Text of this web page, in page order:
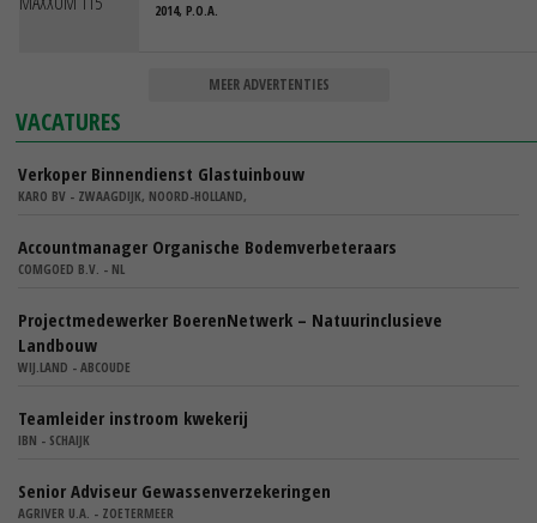
2014, P.O.A.
MEER ADVERTENTIES
VACATURES
Verkoper Binnendienst Glastuinbouw
KARO BV - ZWAAGDIJK, NOORD-HOLLAND,
Accountmanager Organische Bodemverbeteraars
COMGOED B.V. - NL
Projectmedewerker BoerenNetwerk – Natuurinclusieve
Landbouw
WIJ.LAND - ABCOUDE
Teamleider instroom kwekerij
IBN - SCHAIJK
Senior Adviseur Gewassenverzekeringen
AGRIVER U.A. - ZOETERMEER